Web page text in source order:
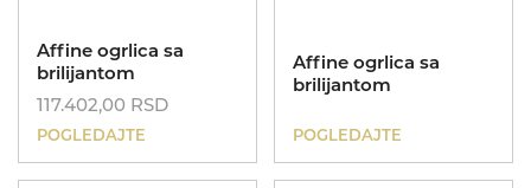
Affine ogrlica sa
brilijantom
117.402,00 RSD
POGLEDAJTE
Affine ogrlica sa
brilijantom
POGLEDAJTE